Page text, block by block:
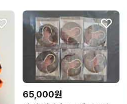
65,000원